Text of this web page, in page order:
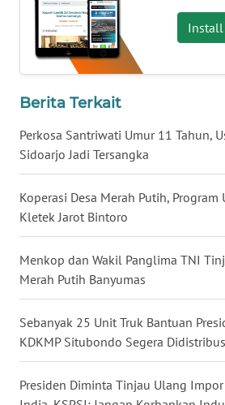
Install
Berita Terkait
Perkosa Santriwati Umur 11 Tahun,
Sidoarjo Jadi Tersangka
Koperasi Desa Merah Putih, Program
Kletek Jarot Bintoro
Menkop dan Wakil Panglima TNI
Merah Putih Banyumas
Sebanyak 25 Unit Truk Bantuan
KDKMP Situbondo Segera
Presiden Diminta Tinjau Ulang
WN
KALBAR
WN
KALTARA
KALSEL
KALTIM
SULSEL
WN
GORONTALO